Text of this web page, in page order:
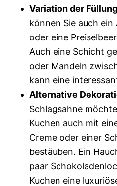
Variation der
können Sie auch
oder eine
Auch eine Schicht
oder Mandeln
kann eine
Alternative
Schlagsahne
Kuchen auch mit
Creme oder einer
bestäuben. Ein
paar
Kuchen eine